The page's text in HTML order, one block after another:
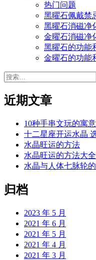
热门问题
黑曜石佩戴禁
黑曜石消磁净
金曜石消磁净
黑曜石的功能
金曜石的功能
搜
近期文章
10种手串文玩的寓
十二星座开运水晶
水晶旺运的方法
水晶旺运的方法大
水晶与人体七脉轮
归档
2023 年 5 月
2021 年 6 月
2021 年 5 月
2021 年 4 月
2021 年 3 月